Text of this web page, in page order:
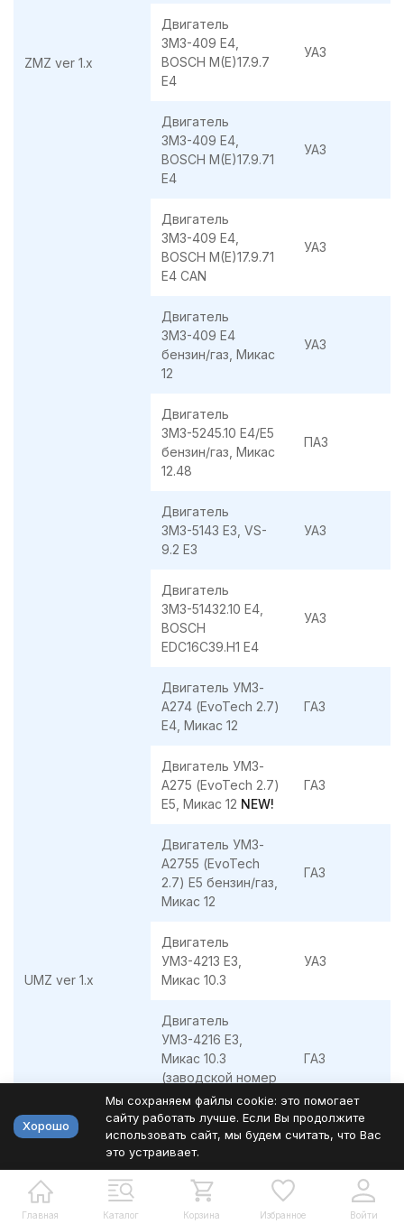
ZMZ ver 1.x
Двигатель
ЗМЗ-409 E4,
BOSCH M(E)17.9.7
E4
УАЗ
Двигатель
ЗМЗ-409 E4,
BOSCH M(E)17.9.71
E4
УАЗ
Двигатель
ЗМЗ-409 E4,
BOSCH M(E)17.9.71
E4 CAN
УАЗ
Двигатель
ЗМЗ-409 Е4
бензин/газ, Микас
12
УАЗ
Двигатель
ЗМЗ-5245.10 E4/E5
бензин/газ, Микас
12.48
ПАЗ
Двигатель
ЗМЗ-5143 E3, VS-
9.2 E3
УАЗ
Двигатель
ЗМЗ-51432.10 E4,
BOSCH
EDC16C39.H1 E4
УАЗ
UMZ ver 1.x
Двигатель УМЗ-
А274 (EvoTech 2.7)
E4, Микас 12
ГАЗ
Двигатель УМЗ-
А275 (EvoTech 2.7)
E5, Микас 12 NEW!
ГАЗ
Двигатель УМЗ-
А2755 (EvoTech
2.7) E5 бензин/газ,
Микас 12
ГАЗ
Двигатель
УМЗ-4213 E3,
Микас 10.3
УАЗ
Двигатель
УМЗ-4216 E3,
Микас 10.3
(заводской номер
4216.3763 000)
ГАЗ
Двигатель
УМЗ-42164 E4,
Микас 12.3
Двигатель
Главная Каталог Корзина Избранное Войти
Хорошо
Мы сохраняем файлы cookie: это помогает
сайту работать лучше. Если Вы продолжите
использовать сайт, мы будем считать, что Вас
это устраивает.